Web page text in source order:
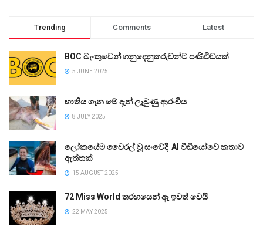
Trending Comments Latest
BOC බැංකුවෙන් ගනුදෙනුකරුවන්ට පණිවිඩයක්
5 JUNE 2025
භාතිය ගැන මේ දැන් ලැබුණු ආරංචිය
8 JULY 2025
ලෝකයේම වෛරල් වූ සංවේදී AI වීඩියෝවේ කතාව
ඇත්තක්
15 AUGUST 2025
72 Miss World තරඟයෙන් ඈ ඉවත් වෙයි
22 MAY 2025